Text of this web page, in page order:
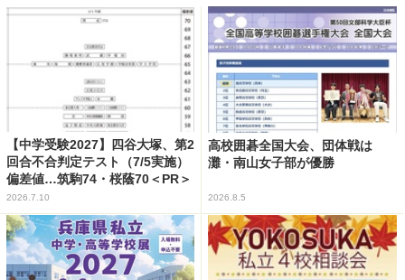
【中学受験2027】四谷大塚、第2
回合不合判定テスト（7/5実施）
偏差値…筑駒74・桜蔭70＜PR＞
2026.7.10
高校囲碁全国大会、団体戦は
灘・南山女子部が優勝
2026.8.5